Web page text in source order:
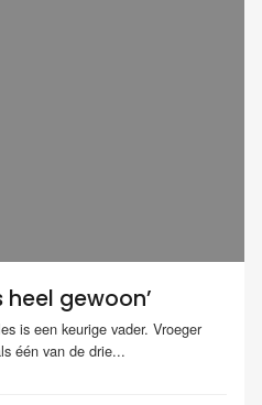
heel gewoon’
is een keurige vader. Vroeger
één van de drie...